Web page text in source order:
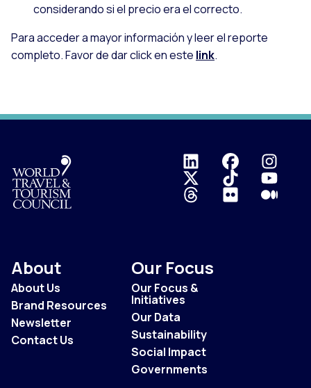
considerando si el precio era el correcto.
Para acceder a mayor información y leer el reporte
completo. Favor de dar click en este link.
Logo
About
About Us
Brand Resources
Newsletter
Contact Us
Our Focus
Our Focus &
Initiatives
Our Data
Sustainability
Social Impact
Governments